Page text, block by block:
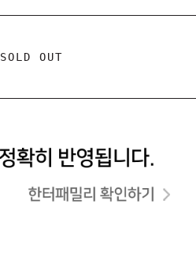
SOLD OUT